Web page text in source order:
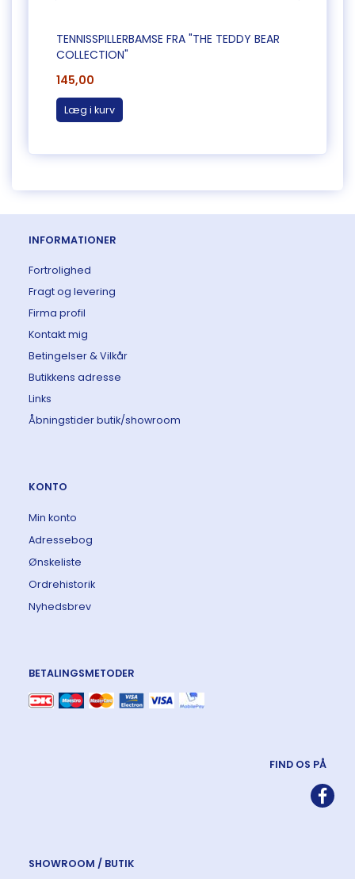
TENNISSPILLERBAMSE FRA "THE TEDDY BEAR
COLLECTION"
145,00
Læg i kurv
INFORMATIONER
Fortrolighed
Fragt og levering
Firma profil
Kontakt mig
Betingelser & Vilkår
Butikkens adresse
Links
Åbningstider butik/showroom
KONTO
Min konto
Adressebog
Ønskeliste
Ordrehistorik
Nyhedsbrev
BETALINGSMETODER
FIND OS PÅ
SHOWROOM / BUTIK